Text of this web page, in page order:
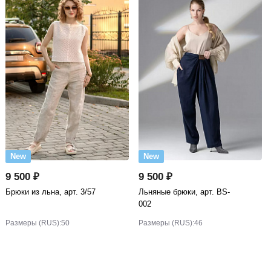
New
9 500 ₽
Брюки из льна, арт. 3/57
Размеры (RUS):50
New
9 500 ₽
Льняные брюки, арт. BS-
002
Размеры (RUS):46